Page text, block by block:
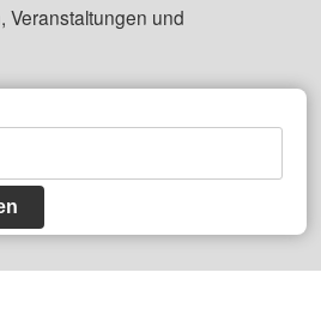
Veranstaltungen und